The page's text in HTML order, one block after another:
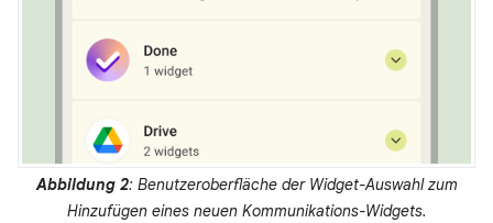
Abbildung 2: Benutzeroberfläche der Widget-Auswahl zum
Hinzufügen eines neuen Kommunikations-Widgets.